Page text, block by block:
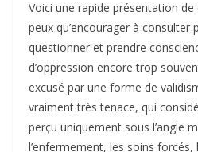
Voici une rapide présentation
peux qu’encourager à consulter
questionner et prendre
d’oppression encore trop
excusé par une forme de
vraiment très tenace, qui
perçu uniquement sous l’angle
l’enfermement, les soins